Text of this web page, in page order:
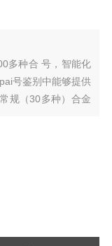
多种合 号，智能化
号鉴别中能够提供
规（30多种）合金